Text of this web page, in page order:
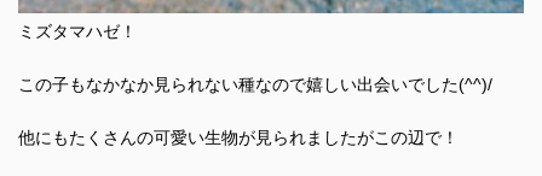
ミズタマハゼ！
この子もなかなか見られない種なので嬉しい出会いでした(^^)/
他にもたくさんの可愛い生物が見られましたがこの辺で！